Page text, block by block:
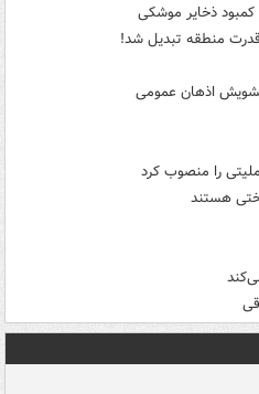
ذخایر موشکی
منطقه تبدیل شد!
را منصوب کرد
هستند